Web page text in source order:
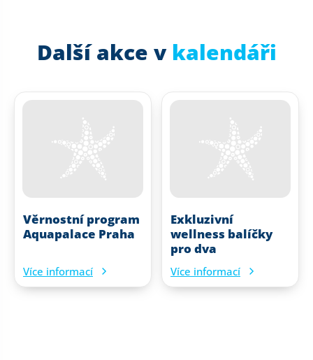
Další akce v kalendáři
Věrnostní program
Aquapalace Praha
Více informací
Exkluzivní
wellness balíčky
pro dva
Více informací